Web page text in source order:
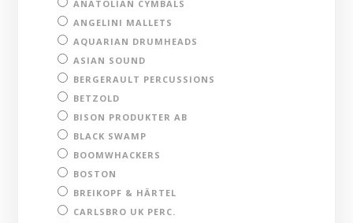
ANATOLIAN CYMBALS
ANGELINI MALLETS
AQUARIAN DRUMHEADS
ASIAN SOUND
BERGERAULT PERCUSSIONS
BETZOLD
BISON PRODUKTER AB
BLACK SWAMP
BOOMWHACKERS
BOSTON
BREIKOPF & HÄRTEL
CARLSBRO UK PERC.